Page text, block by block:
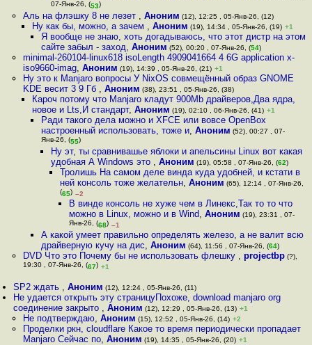
07-Янв-26, (53)
Аль на флэшку 8 не лезет , Аноним (12), 12:25 , 05-Янв-26, (12)
Ну как бы, можно, а зачем , Аноним (19), 14:34 , 05-Янв-26, (19) +1
Я вообще не знаю, хоть догадываюсь, что этот дистр на этом
сайте забыл - заход,Аноним (52), 00:20 , 07-Янв-26, (54)
minimal-260104-linux618 isoLength 4909041664 4 6G application x-
iso9660-imag, Аноним (19), 14:39 , 05-Янв-26, (21) +1
Ну это к Manjaro вопросы У NixOS совмещённый образ GNOME
KDE весит 3 9 Гб , Аноним (38), 23:51 , 05-Янв-26, (38)
Кароч потому что Manjaro кладут 900Mb драйверов,Два ядра,
новое и Lts,И стандарт, Аноним (19), 02:10 , 06-Янв-26, (41) +1
Ради такого дела можно и XFCE или вовсе OpenBox
настроенный использовать, тоже и,Аноним (52), 00:27 , 07-
Янв-26, (55)
Ну эт, ты сравнивашье яблоки и апельсины Linux вот какая
удобная А Windows это , Аноним (19), 05:58 , 07-Янв-26, (62)
Тролишь На самом деле винда куда удобней, и кстати в
ней консоль тоже желательн, Аноним (65), 12:14 , 07-Янв-26,
(65) –2
В винде консоль не хуже чем в Линекс,Так то то что
можно в Linux, можно и в Wind,Аноним (19), 23:31 , 07-
Янв-26, (68) –1
А какой умеет правильно определять железо, а не валит всю
драйверную кучу на дис,Аноним (64), 11:56 , 07-Янв-26, (64)
DVD Что это Почему бы не использовать флешку , projectbp(?),
19:30 , 07-Янв-26, (67) +1
SP2 ждать ,Аноним (12), 12:24 , 05-Янв-26, (11)
Не удается открыть эту страницуПохоже, download manjaro org
соединение закрыто ,Аноним (12), 12:29 , 05-Янв-26, (13) +1
Не подтверждаю, Аноним (15), 12:52 , 05-Янв-26, (14) +2
Проделки ркн, cloudflare Какое то время периодически пропадает
Manjaro Сейчас по, Аноним (19), 14:35 , 05-Янв-26, (20) +1